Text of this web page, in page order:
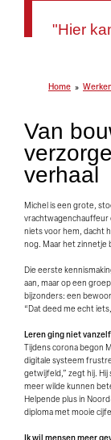
"Hier
Home
Van
verhaal
Michel is een grote,
vrachtwagenchauffeur
niets voor hem, dacht
nog. Maar het zinnetje
Die eerste
aan, maar op een
bijzonders: een
“Dat deed me echt
Leren ging niet vanzelf
Tijdens corona begon
digitale systeem
getwijfeld,” zegt hij.
meer wilde kunnen
Helpende plus in
diploma met mooie